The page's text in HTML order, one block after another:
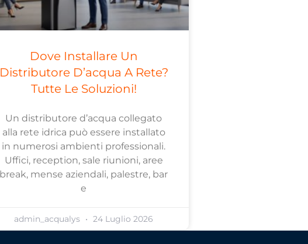
Dove Installare Un
Distributore D’acqua A Rete?
Tutte Le Soluzioni!
Un distributore d’acqua collegato
alla rete idrica può essere installato
in numerosi ambienti professionali.
Uffici, reception, sale riunioni, aree
break, mense aziendali, palestre, bar
e
admin_acqualys 24 Luglio 2026